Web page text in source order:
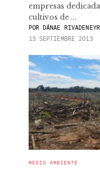
empresas
cultivos de ...
PORDÁNAE
13 SEPTIEMBRE 2013
MEDIO AMBIENTE